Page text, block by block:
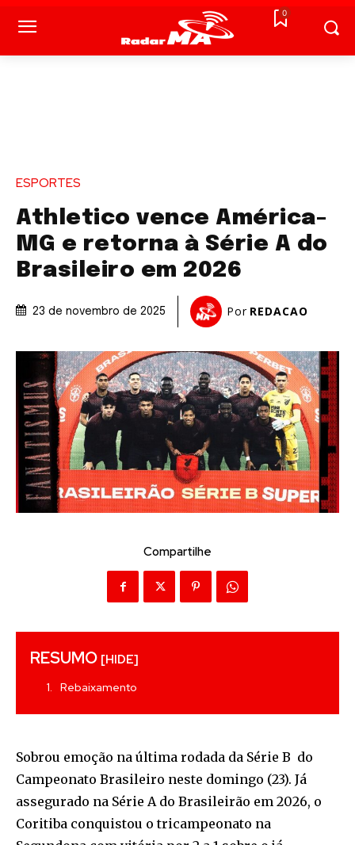
0
ESPORTES
Athletico vence América-
MG e retorna à Série A do
Brasileiro em 2026
23 de novembro de 2025 Por REDACAO
Compartilhe
RESUMO [HIDE]
Rebaixamento
Sobrou emoção na última rodada da Série B do
Campeonato Brasileiro neste domingo (23). Já
assegurado na Série A do Brasileirão em 2026, o
Coritiba conquistou o tricampeonato na